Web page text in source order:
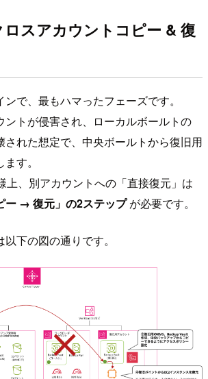
スアカウントコピー & 復
で、最もハマったフェーズです。
ントが侵害され、ローカルボールトの
された想定で、中央ボールトから復旧用
す。
上、別アカウントへの「直接復元」は
ー → 復元」の2ステップが必要です。
下の図の通りです。